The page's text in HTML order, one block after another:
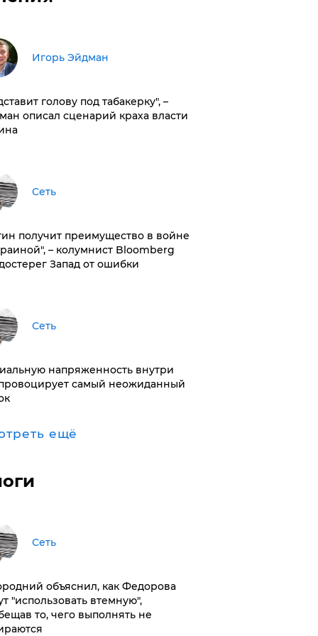
Игорь Эйдман
голову под табакерку", –
описал сценарий краха власти
Сеть
получит преимущество в войне
– колумнист Bloomberg
Запад от ошибки
Сеть
напряженность внутри
самый неожиданный
ещё
Сеть
объяснил, как Федорова
"использовать втемную",
то, чего выполнять не